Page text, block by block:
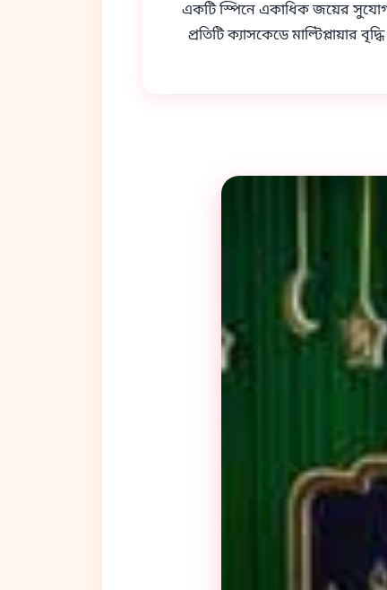
একটি স্পিনে একাধিক জয়ের
প্রতিটি ক্যাসকেডে মাল্টিপ্লায়ার